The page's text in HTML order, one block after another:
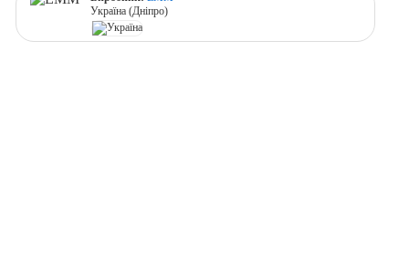
Україна (Дніпро)